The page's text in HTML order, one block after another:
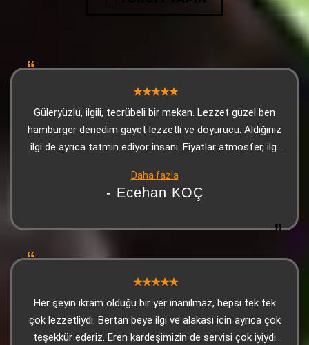
Güleryüzlü, ilgili, tecrübeli bir mekan. Lezzet güzel ben
hamburger denedim gayet lezzetli ve doyurucu. Aldığınız
ilgi de ayrıca tatmin ediyor insanı. Fiyatlar atmosfer, ilgi
Dede Kebap. Adana'ya her geldiğimde uğradığım yer artık
Daha fazla
- Ecehan KOÇ
Her şeyin ikram olduğu bir yer inanılmaz, hepsi tek tek
çok lezzetliydi. Bertan beye ilgi ve alakası icin ayrıca çok
teşekkür ederiz. Eren kardeşimizin de servisi çok iyiydi